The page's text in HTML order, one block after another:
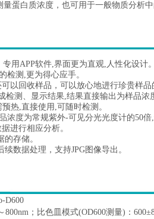
蛋白质浓度，也可用于一般物质分析中
用APP软件,界面更为直观,人性化设计。
检测,更为得心应手。
以回收样品，可以放心地进行珍贵样品
测、显示结果,结果直接输出为样品浓
热,直接使用,可随时检测。
度为常规紫外-可见分光光度计的50倍
进行相应分析。
存储。
数据处理，支持JPG图像导出。
D600
800nm；比色皿模式(OD600测量)：